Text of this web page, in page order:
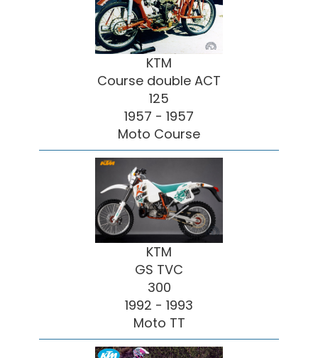
KTM
Course double ACT
125
1957 - 1957
Moto Course
KTM
GS TVC
300
1992 - 1993
Moto TT